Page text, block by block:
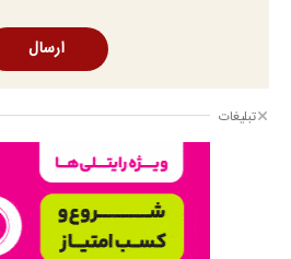
ارسال
تبلیغات